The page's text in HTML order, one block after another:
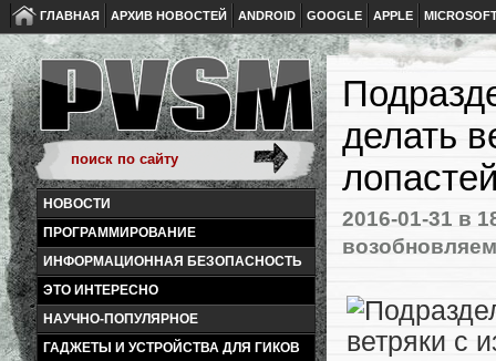
ГЛАВНАЯ АРХИВ НОВОСТЕЙ ANDROID GOOGLE APPLE
НОВОСТИ
ПРОГРАММИРОВАНИЕ
ИНФОРМАЦИОННАЯ БЕЗОПАСНОСТЬ
ЭТО ИНТЕРЕСНО
НАУЧНО-ПОПУЛЯРНОЕ
ГАДЖЕТЫ И УСТРОЙСТВА ДЛЯ ГИКОВ
делать
2016-01-31 в